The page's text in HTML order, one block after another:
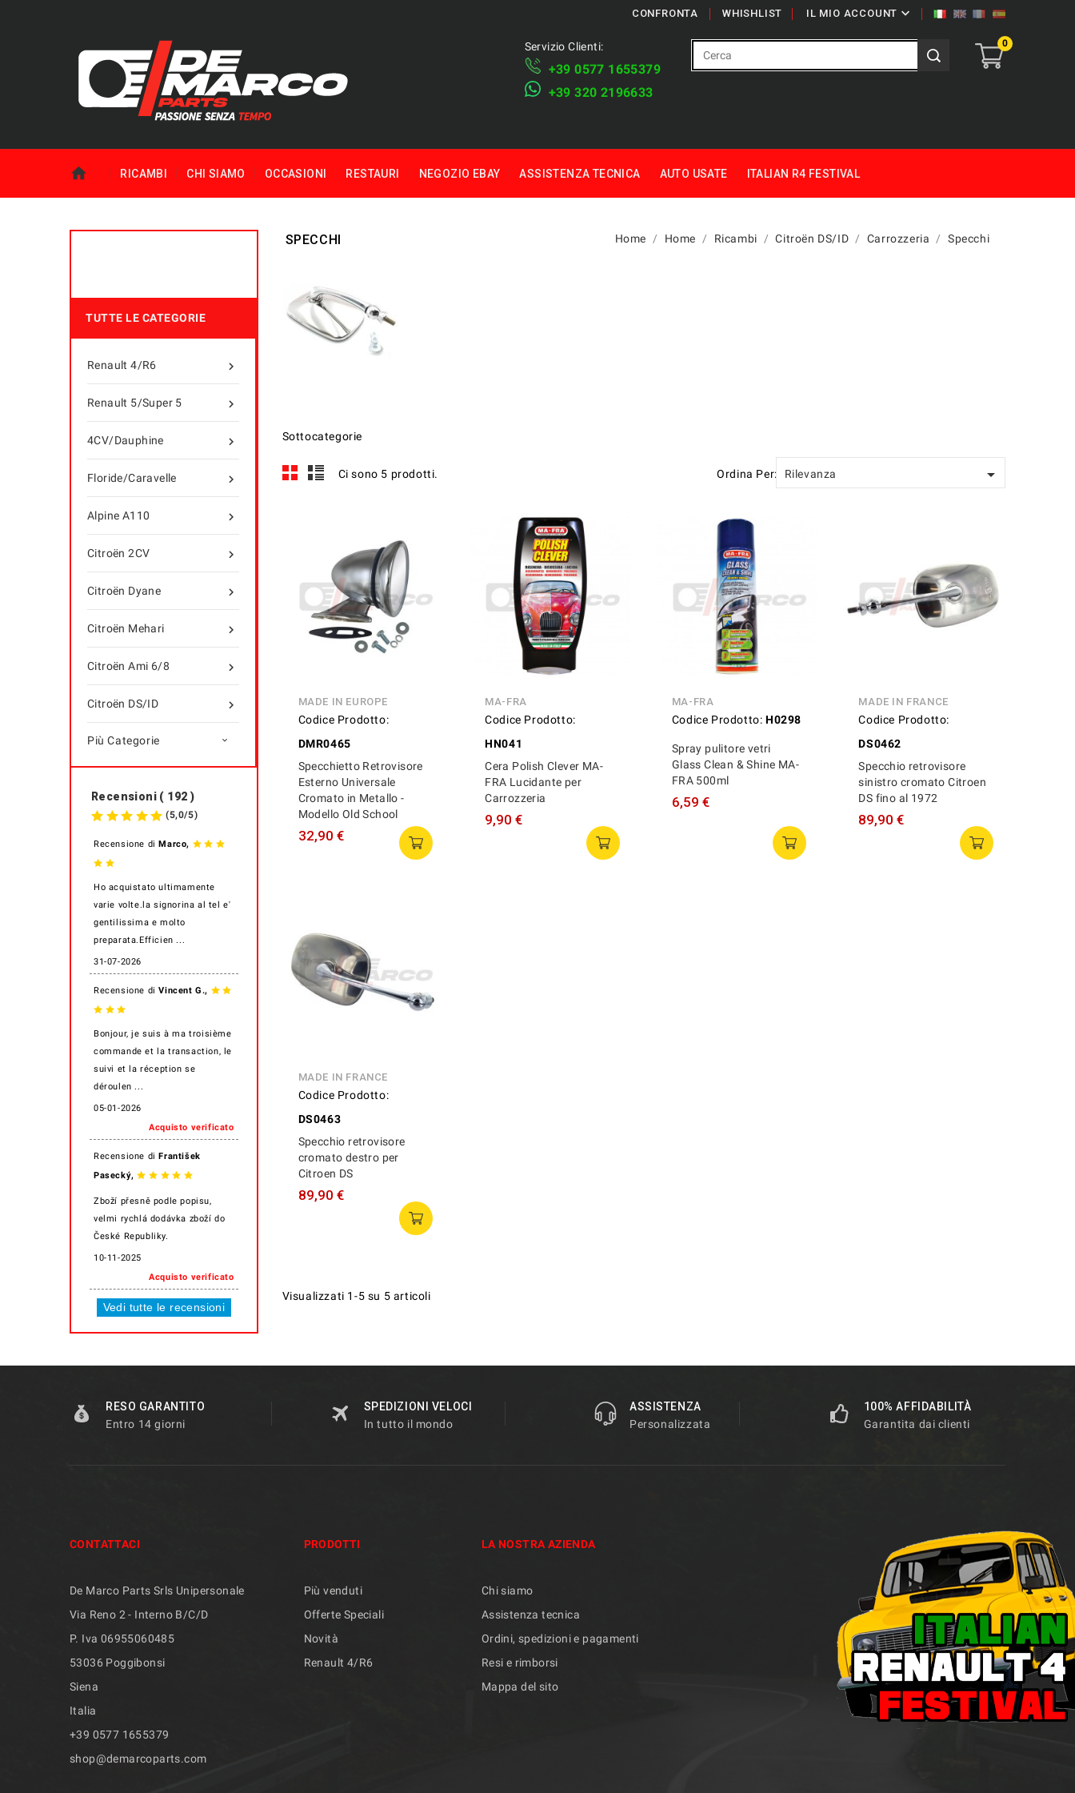
IL MIO ACCOUNT 
WHISHLIST
CONFRONTA
0
Servizio Clienti:
+39 ​​0577 1655379
​+39 320 2196633
RICAMBI CHI SIAMO OCCASIONI RESTAURI NEGOZIO EBAY ASSISTENZA TECNICA AUTO USATE ITALIAN R4 FESTIVAL
TUTTE LE CATEGORIE

Renault 4/R6

Renault 5/Super 5

4CV/Dauphine

Floride/Caravelle

Alpine A110

Citroën 2CV

Citroën Dyane

Citroën Mehari

Citroën Ami 6/8

Citroën DS/ID
Più Categorie 
Recensioni ( 192 )
(5,0/5)
Recensione diMarco,
Ho acquistato ultimamente
varie volte.la signorina al tel e'
gentilissima e molto
preparata.Efficien ...
31-07-2026
Recensione diVincent G.,
Bonjour, je suis à ma troisième
commande et la transaction, le
suivi et la réception se
déroulen ...
05-01-2026
Acquisto verificato
Recensione diFrantišek
Pasecký,
Zboží přesně podle popisu,
velmi rychlá dodávka zboží do
České Republiky.
10-11-2025
Acquisto verificato
Vedi tutte le recensioni
SPECCHI Home Home Ricambi Citroën DS/ID Carrozzeria Specchi
Sottocategorie
Ci sono 5 prodotti. Ordina Per: Rilevanza 
MADE IN EUROPE
Codice Prodotto:
DMR0465
Specchietto Retrovisore
Esterno Universale
Cromato in Metallo -
Modello Old School
32,90 €
MA-FRA
Codice Prodotto:
HN041
Cera Polish Clever MA-
FRA Lucidante per
Carrozzeria
9,90 €
MA-FRA
Codice Prodotto: H0298
Spray pulitore vetri
Glass Clean & Shine MA-
FRA 500ml
6,59 €
MADE IN FRANCE
Codice Prodotto:
DS0462
Specchio retrovisore
sinistro cromato Citroen
DS fino al 1972
89,90 €
MADE IN FRANCE
Codice Prodotto:
DS0463
Specchio retrovisore
cromato destro per
Citroen DS
89,90 €
Visualizzati 1-5 su 5 articoli
RESO GARANTITO
Entro 14 giorni
SPEDIZIONI VELOCI
In tutto il mondo
ASSISTENZA
Personalizzata
100% AFFIDABILITÀ
Garantita dai clienti
CONTATTACI
De Marco Parts Srls Unipersonale
Via Reno 2 - Interno B/C/D
P. Iva 06955060485
53036 Poggibonsi
Siena
Italia
+39 ​​0577 1655379
shop@demarcoparts.com
PRODOTTI
Più venduti
Offerte Speciali
Novità
Renault 4/R6
LA NOSTRA AZIENDA
Chi siamo
Assistenza tecnica
Ordini, spedizioni e pagamenti
Resi e rimborsi
Mappa del sito